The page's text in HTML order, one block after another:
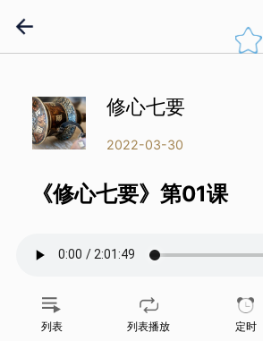
修心七要
2022-03-30
《修心七要》第01课
列表 列表播放 定时